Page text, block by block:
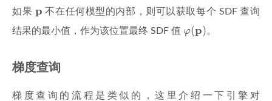
如果 p
p 不在任何模型的内部，则可以获取每个 SDF 查询
结果的最小值，作为该位置最终 SDF 值 φ(p)
( ) 。
梯度查询
梯度查询的流程是类似的，这里介绍一下引擎对